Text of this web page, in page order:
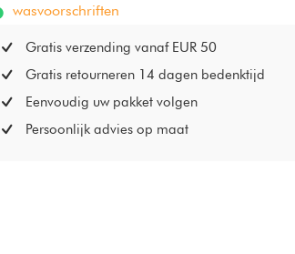
wasvoorschriften
Gratis verzending vanaf EUR 50
Gratis retourneren 14 dagen bedenktijd
Eenvoudig uw pakket volgen
Persoonlijk advies op maat